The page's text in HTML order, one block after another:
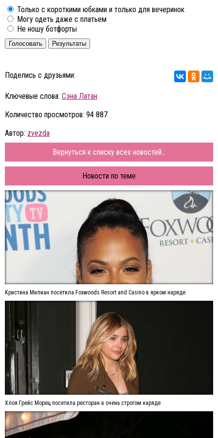
Только с короткими юбками и только для вечеринок
Могу одеть даже с платьем
Не ношу ботфорты
Голосовать Результаты
Поделись с друзьями:
Ключевые слова: Сэна Латан
Количество просмотров: 94 887
Автор: zvezda
Вернуться к списку всех новостей...
Новости по теме
Кристина Милиан посетила Foxwoods Resort and Casino в ярком наряде
Хлоя Грейс Морец посетила ресторан в очень строгом наряде